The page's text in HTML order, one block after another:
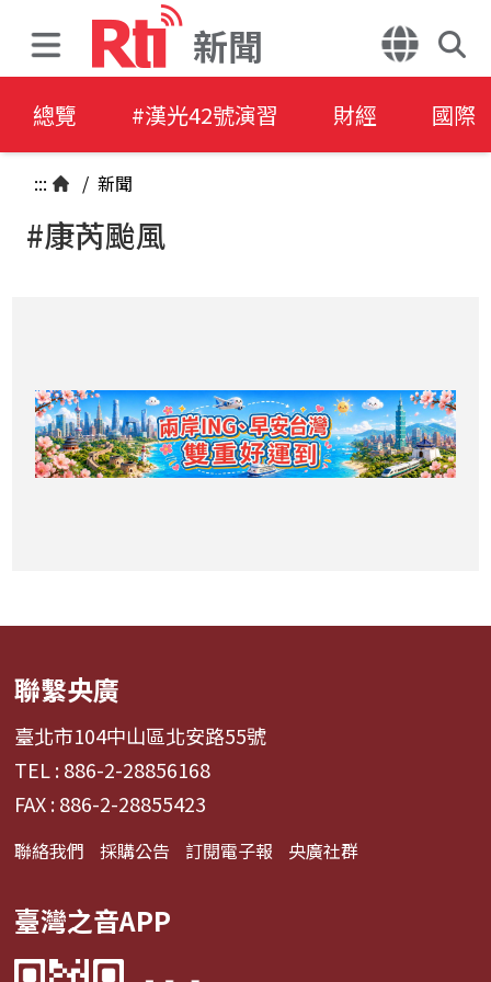
新聞
總覽 #漢光42號演習 財經 國際
::: / 新聞
#康芮颱風
聯繫央廣
臺北市104中山區北安路55號
TEL : 886-2-28856168
FAX : 886-2-28855423
聯絡我們 採購公告 訂閱電子報 央廣社群
臺灣之音APP